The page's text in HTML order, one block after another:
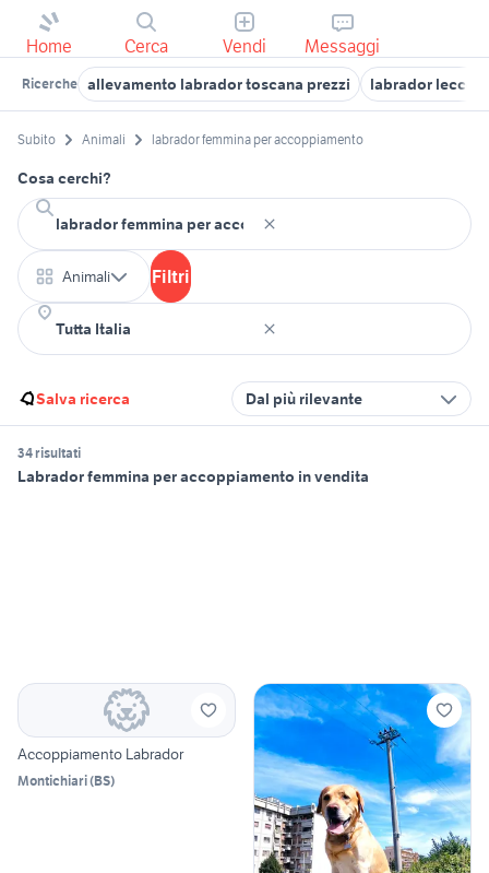
Home Cerca Vendi Messaggi
Ricerche allevamento labrador toscana prezzi labrador lecce
Subito Animali labrador femmina per accoppiamento
Cosa cerchi?
Animali Filtri
Salva ricerca Dal più rilevante
34 risultati
Labrador femmina per accoppiamento in vendita
Accoppiamento Labrador
Montichiari(BS)